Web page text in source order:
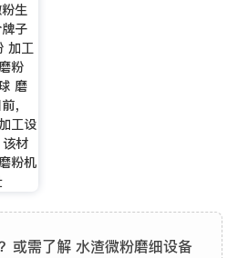
生
子
加工
粉
磨
，
工设
材
粉机
或需了解 水渣微粉磨细设备